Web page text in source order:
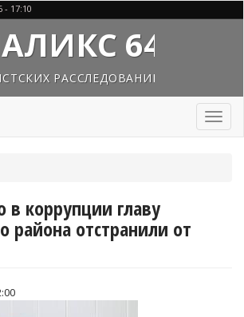
- 17:10
64
РАССЛЕДОВАНИЙ
Toggle
в коррупции главу
района отстранили от